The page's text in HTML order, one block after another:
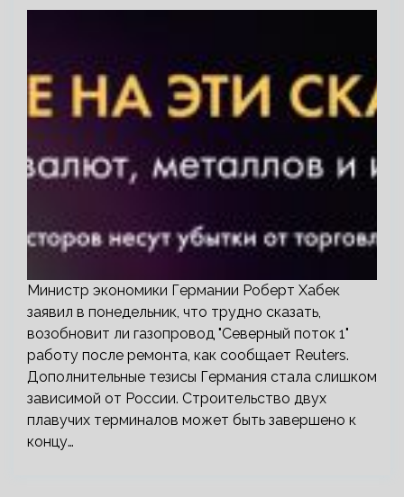
Министр экономики Германии Роберт Хабек
заявил в понедельник, что трудно сказать,
возобновит ли газопровод "Северный поток 1"
работу после ремонта, как сообщает Reuters.
Дополнительные тезисы Германия стала слишком
зависимой от России. Строительство двух
плавучих терминалов может быть завершено к
концу…